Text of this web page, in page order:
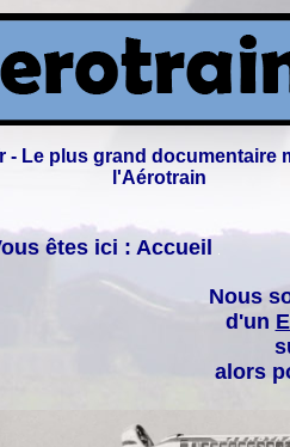
- Le plus grand documentaire
l'Aérotrain
êtes ici : Accueil
Nous
d'un
alors